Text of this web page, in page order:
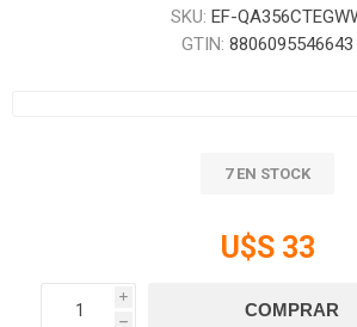
SKU: EF-
GTIN: 8806095546643
7 EN STOCK
U$S 33
i
h